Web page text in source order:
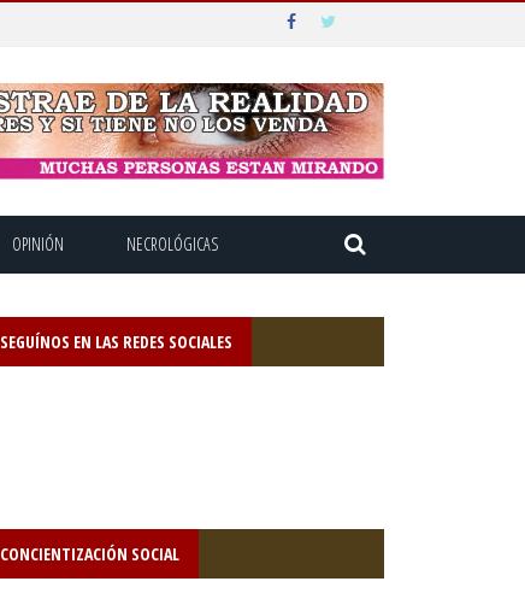
OPINIÓN NECROLÓGICAS
SEGUÍNOS EN LAS REDES SOCIALES
CONCIENTIZACIÓN SOCIAL